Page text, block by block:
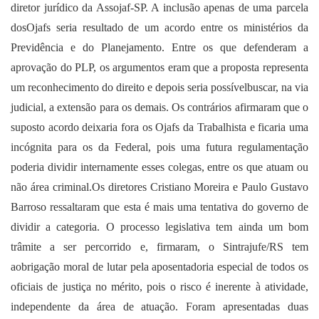
diretor jurídico da Assojaf-SP. A inclusão apenas de uma parcela
dosOjafs seria resultado de um acordo entre os ministérios da
Previdência e do Planejamento. Entre os que defenderam a
aprovação do PLP, os argumentos eram que a proposta representa
um reconhecimento do direito e depois seria possívelbuscar, na via
judicial, a extensão para os demais. Os contrários afirmaram que o
suposto acordo deixaria fora os Ojafs da Trabalhista e ficaria uma
incógnita para os da Federal, pois uma futura regulamentação
poderia dividir internamente esses colegas, entre os que atuam ou
não área criminal.Os diretores Cristiano Moreira e Paulo Gustavo
Barroso ressaltaram que esta é mais uma tentativa do governo de
dividir a categoria. O processo legislativa tem ainda um bom
trâmite a ser percorrido e, firmaram, o Sintrajufe/RS tem
aobrigação moral de lutar pela aposentadoria especial de todos os
oficiais de justiça no mérito, pois o risco é inerente à atividade,
independente da área de atuação. Foram apresentadas duas